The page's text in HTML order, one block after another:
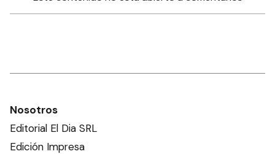
Nosotros
Editorial El Dia SRL
Edición Impresa